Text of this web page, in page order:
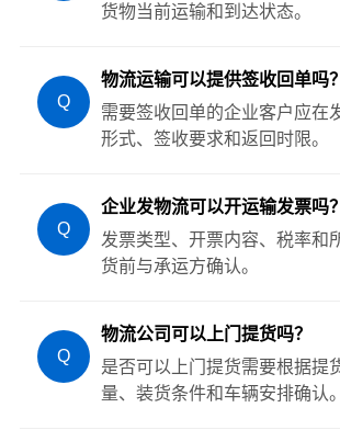
货物当前运输和到达状态。
Q
物流运输可以提供签收回单吗？
需要签收回单的企业客户应在
形式、签收要求和返回时限。
Q
企业发物流可以开运输发票吗？
发票类型、开票内容、税率和
货前与承运方确认。
Q
物流公司可以上门提货吗？
是否可以上门提货需要根据提
量、装货条件和车辆安排确认。